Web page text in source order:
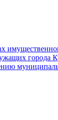
города